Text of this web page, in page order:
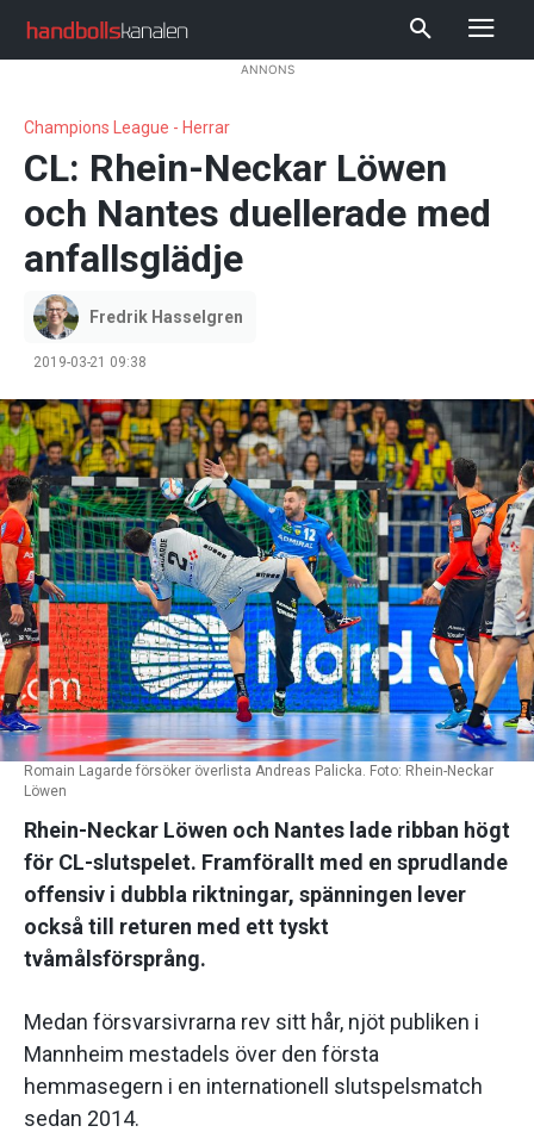
ANNONS
Champions League - Herrar
CL: Rhein-Neckar Löwen
och Nantes duellerade med
anfallsglädje
Fredrik Hasselgren
2019-03-21 09:38
Romain Lagarde försöker överlista Andreas Palicka. Foto: Rhein-Neckar
Löwen
Rhein-Neckar Löwen och Nantes lade ribban högt
för CL-slutspelet. Framförallt med en sprudlande
offensiv i dubbla riktningar, spänningen lever
också till returen med ett tyskt
tvåmålsförsprång.
Medan försvarsivrarna rev sitt hår, njöt publiken i
Mannheim mestadels över den första
hemmasegern i en internationell slutspelsmatch
sedan 2014.